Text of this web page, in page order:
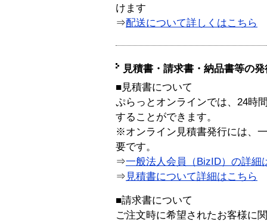
けます
⇒配送について詳しくはこちら
見積書・請求書・納品書等の
■見積書について
ぷらっとオンラインでは、24時
することができます。
※オンライン見積書発行には、
要です。
⇒一般法人会員（BizID）の詳細
⇒ 見積書について詳細はこちら
■請求書について
ご注文時に希望されたお客様に